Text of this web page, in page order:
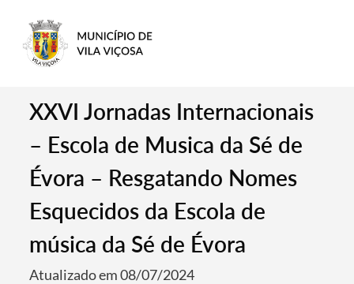
XXVI Jornadas Internacionais
– Escola de Musica da Sé de
Évora – Resgatando Nomes
Esquecidos da Escola de
música da Sé de Évora
Atualizado em 08/07/2024